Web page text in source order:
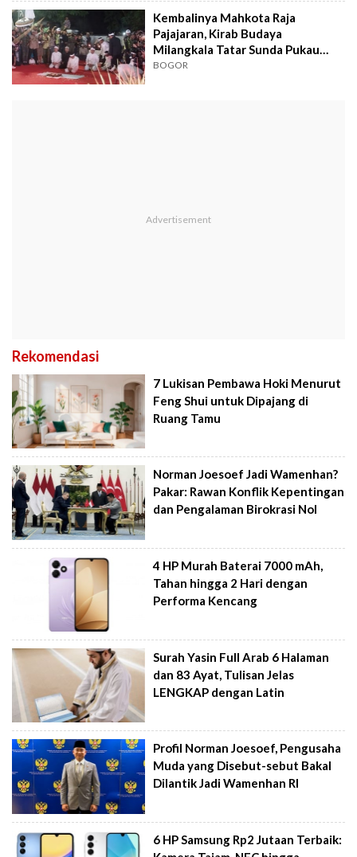
Kembalinya Mahkota Raja
Pajajaran, Kirab Budaya
Milangkala Tatar Sunda Pukau
Warga Bogor
BOGOR
Rekomendasi
7 Lukisan Pembawa Hoki Menurut
Feng Shui untuk Dipajang di
Ruang Tamu
Norman Joesoef Jadi Wamenhan?
Pakar: Rawan Konflik Kepentingan
dan Pengalaman Birokrasi Nol
4 HP Murah Baterai 7000 mAh,
Tahan hingga 2 Hari dengan
Performa Kencang
Surah Yasin Full Arab 6 Halaman
dan 83 Ayat, Tulisan Jelas
LENGKAP dengan Latin
Profil Norman Joesoef, Pengusaha
Muda yang Disebut-sebut Bakal
Dilantik Jadi Wamenhan RI
6 HP Samsung Rp2 Jutaan Terbaik: